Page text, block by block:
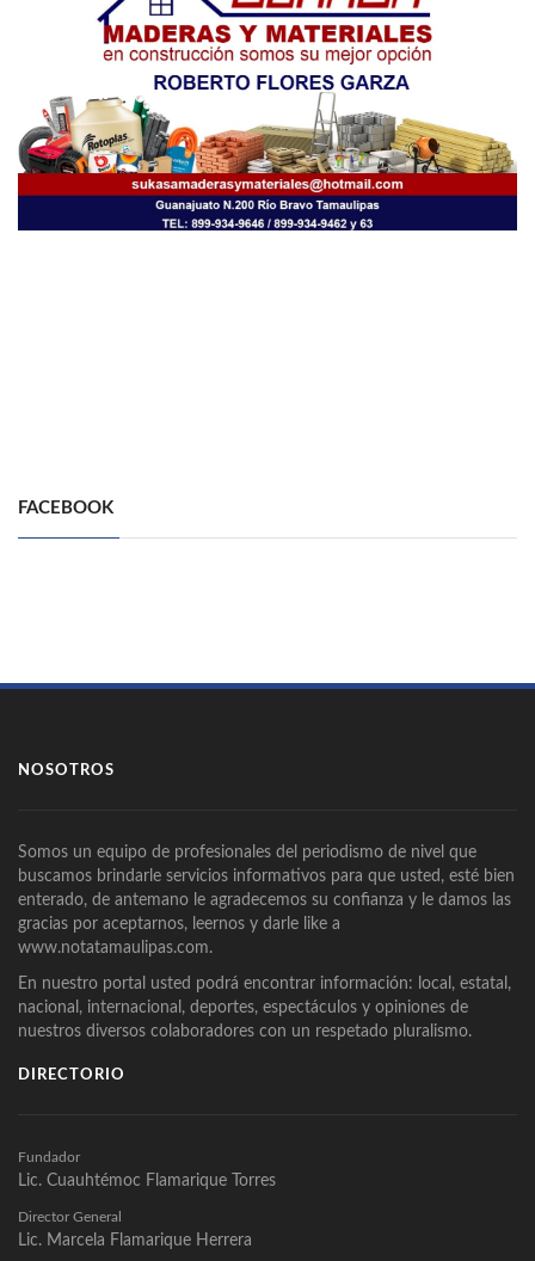
FACEBOOK
NOSOTROS
Somos un equipo de profesionales del periodismo de nivel que
buscamos brindarle servicios informativos para que usted, esté bien
enterado, de antemano le agradecemos su confianza y le damos las
gracias por aceptarnos, leernos y darle like a
www.notatamaulipas.com.
En nuestro portal usted podrá encontrar información: local, estatal,
nacional, internacional, deportes, espectáculos y opiniones de
nuestros diversos colaboradores con un respetado pluralismo.
DIRECTORIO
Fundador
Lic. Cuauhtémoc Flamarique Torres
Director General
Lic. Marcela Flamarique Herrera